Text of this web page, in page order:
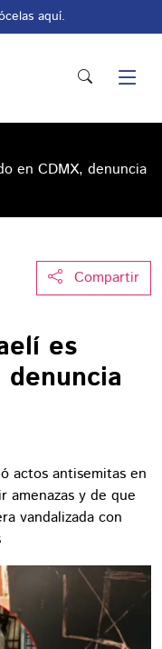
aquí.
en CDMX, denuncia
Compartir
es
actos antisemitas en
amenazas y de que
vandalizada con